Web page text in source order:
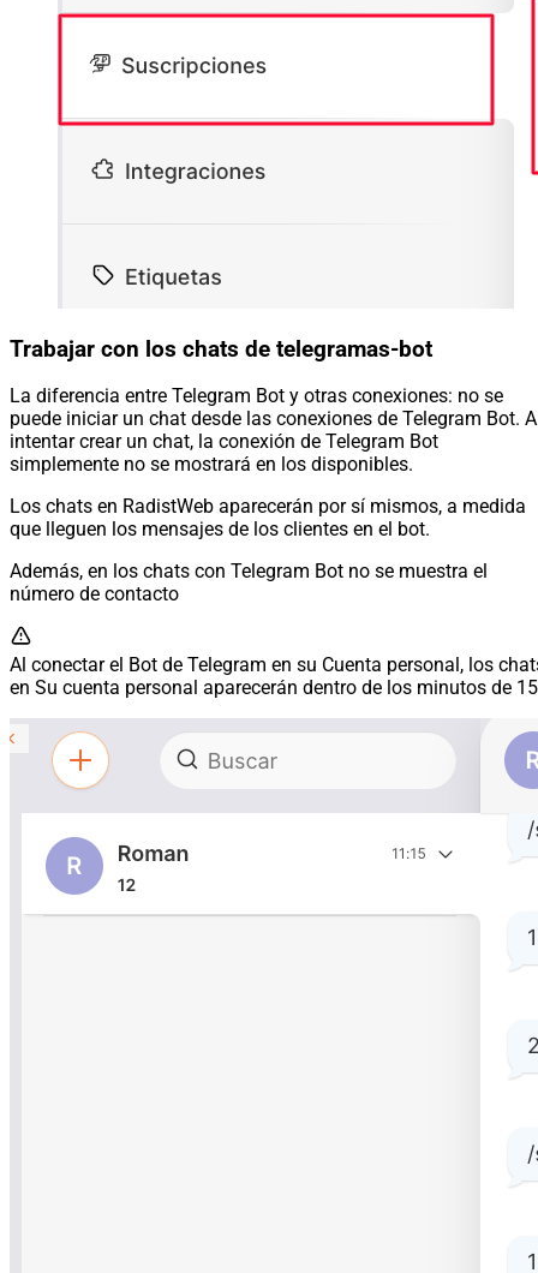
Trabajar con los chats de telegramas-bot
La diferencia entre Telegram Bot y otras conexiones: no se
puede iniciar un chat desde las conexiones de Telegram Bot.
intentar crear un chat, la conexión de Telegram Bot
simplemente no se mostrará en los disponibles.
Los chats en RadistWeb aparecerán por sí mismos, a medida
que lleguen los mensajes de los clientes en el bot.
Además, en los chats con Telegram Bot no se muestra el
número de contacto
Al conectar el Bot de Telegram en su Cuenta personal, los
en Su cuenta personal aparecerán dentro de los minutos de 15